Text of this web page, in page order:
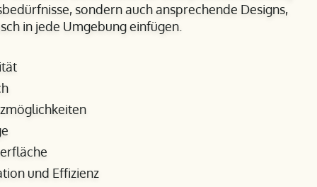
sondern auch ansprechende Designs,
in jede Umgebung einfügen.
und Effizienz